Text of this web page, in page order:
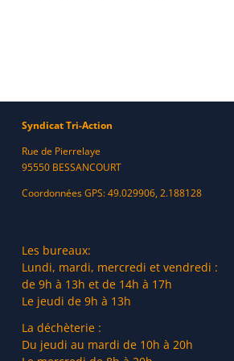
Syndicat Tri-Action
Rue de Pierrelaye
95550 BESSANCOURT
Coordonnées GPS: 49.029906, 2.188128
Les bureaux:
Lundi, mardi, mercredi et vendredi :
de 9h à 13h et de 14h à 17h
Le jeudi de 9h à 13h
La déchèterie :
Du jeudi au mardi de 10h à 20h